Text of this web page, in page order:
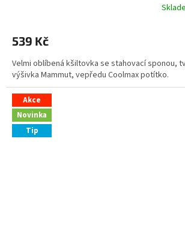
539 Kč
Velmi oblíbená kšiltovka se stahovací sponou,
výšivka Mammut, vepředu Coolmax potítko.
Akce
Novinka
Tip